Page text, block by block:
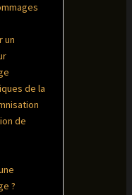
un
de la
de
?